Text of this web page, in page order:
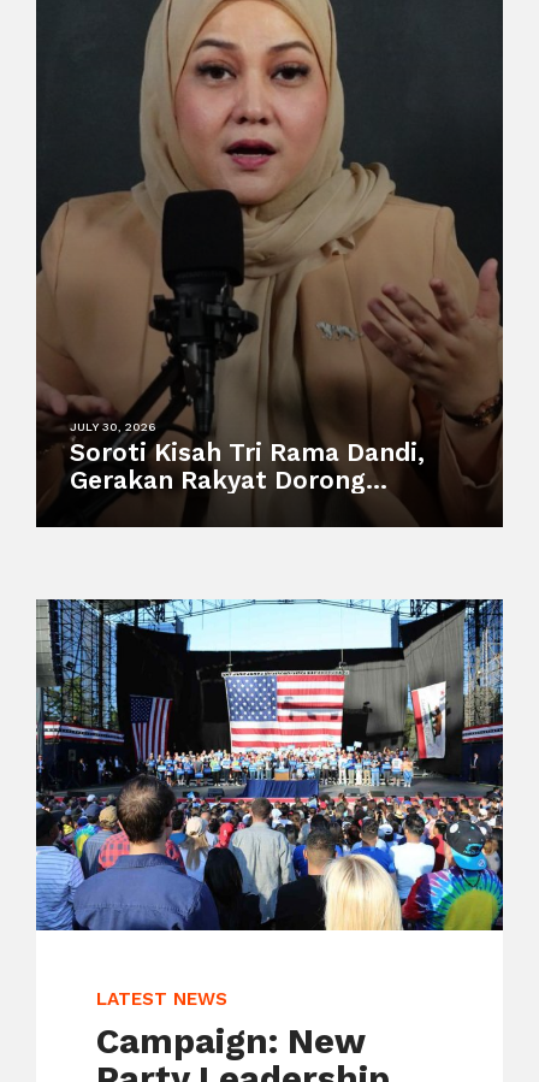
JULY 30, 2026
Soroti Kisah Tri Rama Dandi,
Gerakan Rakyat Dorong
Perlindungan Pekerja
Informal dan Sistem Sosial
LATEST NEWS
Campaign: New